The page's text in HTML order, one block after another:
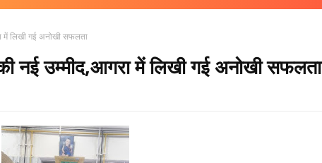
में लिखी गई अनोखी सफलता
की नई उम्मीद,आगरा में लिखी गई अनोखी सफलता